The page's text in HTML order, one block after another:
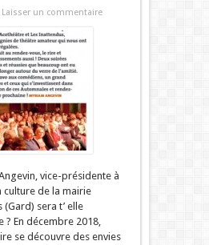
Laisser un commentaire
vice-présidente à
culture de la mairie
(Gard) sera t’ elle
? En décembre 2018,
se découvre des envies